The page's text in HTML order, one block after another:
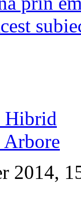
Hibrid
2014,